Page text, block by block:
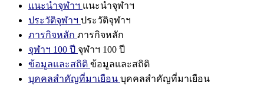
แนะนำจุฬาฯ แนะนำจุฬาฯ
ประวัติจุฬาฯ ประวัติจุฬาฯ
ภารกิจหลัก ภารกิจหลัก
จุฬาฯ 100 ปี จุฬาฯ 100 ปี
ข้อมูลและสถิติ ข้อมูลและสถิติ
บุคคลสำคัญที่มาเยือน บุคคลสำคัญที่มาเยือน